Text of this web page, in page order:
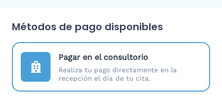
Métodos de pago disponibles
Pagar en el consultorio
Realiza tu pago directamente en la
recepción el día de tu cita.